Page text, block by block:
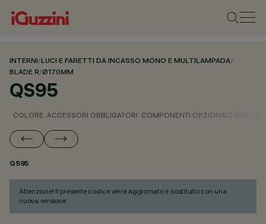
INTERNI/LUCI E FARETTI DA INCASSO MONO E MULTILAMPADA/
BLADE R/Ø170MM
QS95
COLORE ACCESSORI OBBLIGATORI COMPONENTI OPZIONALI
QS95
Attenzione! Il presente codice verrà aggiornato e sostituito con una
nuova versione.